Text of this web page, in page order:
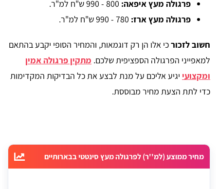
פרגולה מעץ איפאה:
פרגולה מעץ ארז: 780 - 990 ש"ח למ"ר.
חשוב לזכורכי אלו הן רק דוגמאות, והמחיר הסופי יקבע בהתאם
למאפייני הפרגולה הספציפית שלכם. מתקין פרגולה אמין
ומקצועי יגיע אליכם על מנת לבצע את כל הבדיקות המקדימות
כדי לתת הצעת מחיר מבוססת.
מחיר ממוצע (למ''ר) לפרגולה מעץ סינטטי בבארותיים